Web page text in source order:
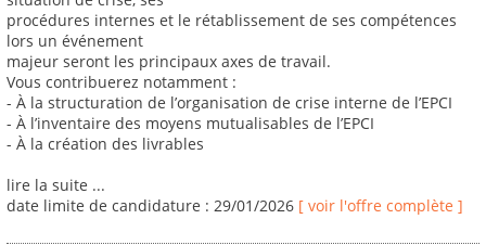
procédures internes et le rétablissement de ses compétences
lors un événement
majeur seront les principaux axes de travail.
Vous contribuerez notamment :
- À la structuration de l’organisation de crise interne de l’EPCI
- À l’inventaire des moyens mutualisables de l’EPCI
- À la création des livrables
lire la suite ...
date limite de candidature : 29/01/2026 [ voir l'offre complète ]